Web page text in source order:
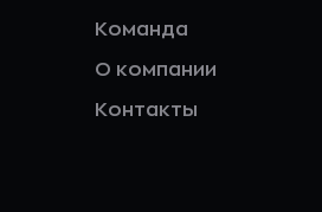
Команда
О компании
Контакты